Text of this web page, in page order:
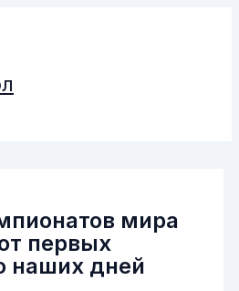
мира
первых
наших дней